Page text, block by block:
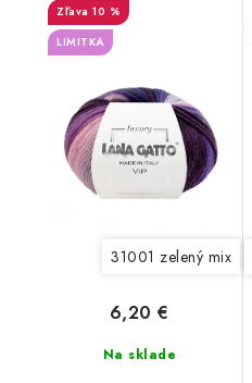
10 %
LIMITKA
31001 zelený mix
Na sklade
6,20 €